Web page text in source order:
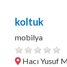
koltuk
mobilya
Hacı Yusuf